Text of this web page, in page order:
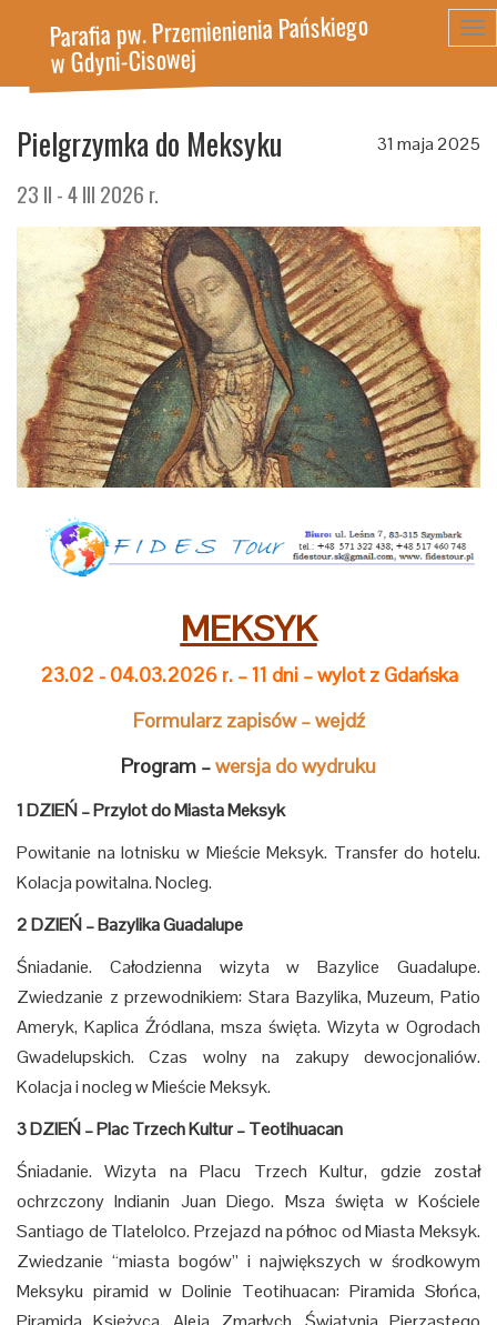
Parafia pw. Przemienienia Pańskiego
w Gdyni-Cisowej
31 maja 2025
Pielgrzymka do Meksyku
23 II - 4 III 2026 r.
MEKSYK
23.02 - 04.03.2026 r. – 11 dni – wylot z Gdańska
Formularz zapisów–wejdź
Program –wersja do wydruku
1 DZIEŃ–Przylot do Miasta Meksyk
Powitanie na lotnisku w Mieście Meksyk. Transfer do hotelu.
Kolacja powitalna. Nocleg.
2 DZIEŃ – Bazylika Guadalupe
Śniadanie. Całodzienna wizyta w Bazylice Guadalupe.
Zwiedzanie z przewodnikiem: Stara Bazylika, Muzeum, Patio
Ameryk, Kaplica Źródlana, msza święta. Wizyta w Ogrodach
Gwadelupskich. Czas wolny na zakupy dewocjonaliów.
Kolacja i nocleg w Mieście Meksyk.
3 DZIEŃ – Plac Trzech Kultur – Teotihuacan
Śniadanie. Wizyta na Placu Trzech Kultur, gdzie został
ochrzczony Indianin Juan Diego. Msza święta w Kościele
Santiago de Tlatelolco. Przejazd na północ od Miasta Meksyk.
Zwiedzanie “miasta bogów” i największych w środkowym
Meksyku piramid w Dolinie Teotihuacan: Piramida Słońca,